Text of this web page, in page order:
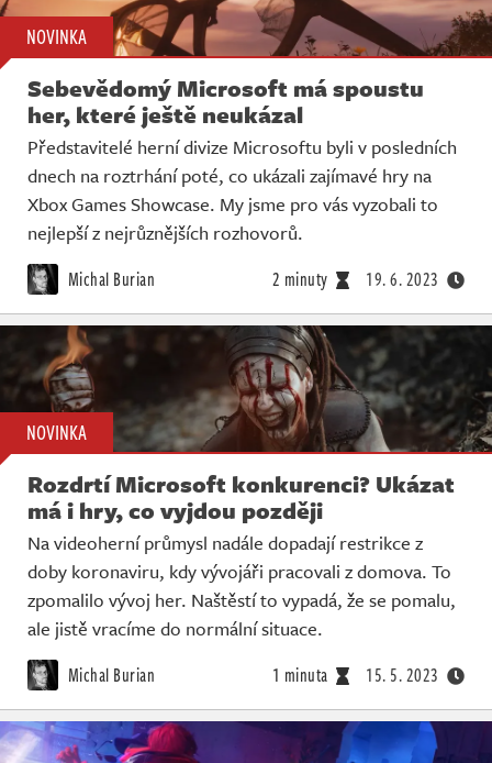
NOVINKA
Sebevědomý Microsoft má spoustu
her, které ještě neukázal
Představitelé herní divize Microsoftu byli v posledních
dnech na roztrhání poté, co ukázali zajímavé hry na
Xbox Games Showcase. My jsme pro vás vyzobali to
nejlepší z nejrůznějších rozhovorů.
Michal Burian 2 minuty 19. 6. 2023
NOVINKA
Rozdrtí Microsoft konkurenci? Ukázat
má i hry, co vyjdou později
Na videoherní průmysl nadále dopadají restrikce z
doby koronaviru, kdy vývojáři pracovali z domova. To
zpomalilo vývoj her. Naštěstí to vypadá, že se pomalu,
ale jistě vracíme do normální situace.
Michal Burian 1 minuta 15. 5. 2023